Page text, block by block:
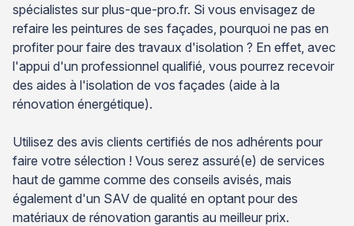
spécialistes sur plus-que-pro.fr. Si vous envisagez de
refaire les peintures de ses façades, pourquoi ne pas en
profiter pour faire des travaux d'isolation ? En effet, avec
l'appui d'un professionnel qualifié, vous pourrez recevoir
des aides à l'isolation de vos façades (aide à la
rénovation énergétique).
Utilisez des avis clients certifiés de nos adhérents pour
faire votre sélection ! Vous serez assuré(e) de services
haut de gamme comme des conseils avisés, mais
également d'un SAV de qualité en optant pour des
matériaux de rénovation garantis au meilleur prix.